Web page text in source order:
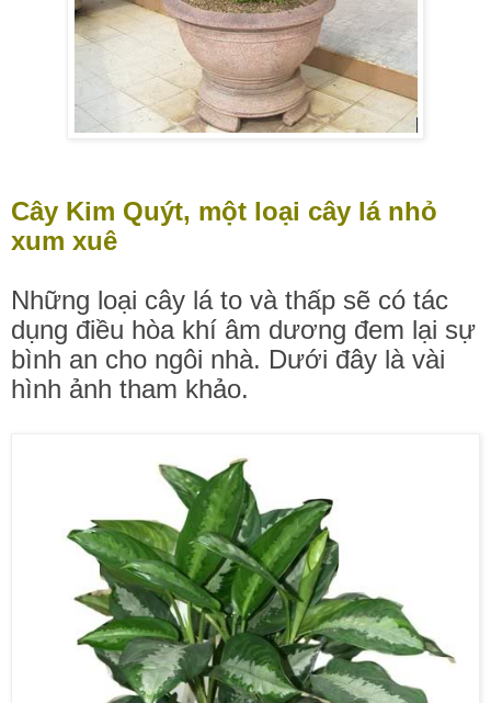
Cây Kim Quýt, một loại cây lá nhỏ
xum xuê
Những loại cây lá to và thấp sẽ có tác
dụng điều hòa khí âm dương đem lại sự
bình an cho ngôi nhà. Dưới đây là vài
hình ảnh tham khảo.